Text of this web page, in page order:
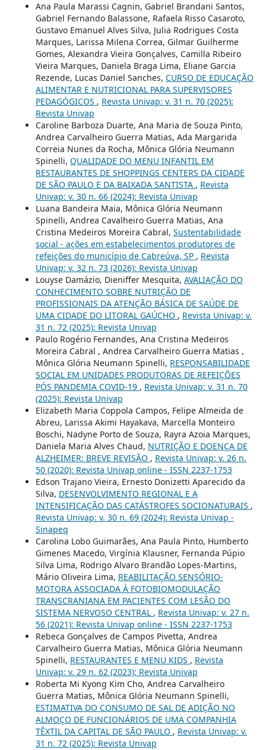
Ana Paula Marassi Cagnin, Gabriel Brandani Santos,
Gabriel Fernando Balassone, Rafaela Risso Casaroto,
Gustavo Emanuel Alves Silva, Julia Rodrigues Costa
Marques, Larissa Milena Correa, Gilmar Guilherme
Gomes, Alexandra Vieira Gonçalves, Camilla Ribeiro
Vieira Marques, Daniela Braga Lima, Eliane Garcia
Rezende, Lucas Daniel Sanches, CURSO DE EDUCAÇÃO
ALIMENTAR E NUTRICIONAL PARA SUPERVISORES
PEDAGÓGICOS , Revista Univap: v. 31 n. 70 (2025):
Revista Univap
Caroline Barboza Duarte, Ana Maria de Souza Pinto,
Andrea Carvalheiro Guerra Matias, Ada Margarida
Correia Nunes da Rocha, Mônica Glória Neumann
Spinelli, QUALIDADE DO MENU INFANTIL EM
RESTAURANTES DE SHOPPINGS CENTERS DA CIDADE
DE SÃO PAULO E DA BAIXADA SANTISTA , Revista
Univap: v. 30 n. 66 (2024): Revista Univap
Luana Bandeira Maia, Mônica Glória Neumann
Spinelli, Andrea Cavalheiro Guerra Matias, Ana
Cristina Medeiros Moreira Cabral, Sustentabilidade
social - ações em estabelecimentos produtores de
refeições do município de Cabreúva, SP , Revista
Univap: v. 32 n. 73 (2026): Revista Univap
Louyse Damázio, Dieniffer Mesquita, AVALIAÇÃO DO
CONHECIMENTO SOBRE NUTRIÇÃO DE
PROFISSIONAIS DA ATENÇÃO BÁSICA DE SAÚDE DE
UMA CIDADE DO LITORAL GAÚCHO , Revista Univap: v.
31 n. 72 (2025): Revista Univap
Paulo Rogério Fernandes, Ana Cristina Medeiros
Moreira Cabral , Andrea Carvalheiro Guerra Matias ,
Mônica Glória Neumann Spinelli, RESPONSABILIDADE
SOCIAL EM UNIDADES PRODUTORAS DE REFEIÇÕES
PÓS PANDEMIA COVID-19 , Revista Univap: v. 31 n. 70
(2025): Revista Univap
Elizabeth Maria Coppola Campos, Felipe Almeida de
Abreu, Larissa Akimi Hayakava, Marcella Monteiro
Boschi, Nadyne Porto de Souza, Rayra Azoia Marques,
Daniela Maria Alves Chaud, NUTRIÇÃO E DOENÇA DE
ALZHEIMER: BREVE REVISÃO , Revista Univap: v. 26 n.
50 (2020): Revista Univap online - ISSN 2237-1753
Edson Trajano Vieira, Ernesto Donizetti Aparecido da
Silva, DESENVOLVIMENTO REGIONAL E A
INTENSIFICAÇÃO DAS CATÁSTROFES SOCIONATURAIS ,
Revista Univap: v. 30 n. 69 (2024): Revista Univap -
Sinapeq
Carolina Lobo Guimarães, Ana Paula Pinto, Humberto
Gimenes Macedo, Virgínia Klausner, Fernanda Púpio
Silva Lima, Rodrigo Alvaro Brandão Lopes-Martins,
Mário Oliveira Lima, REABILITAÇÃO SENSÓRIO-
MOTORA ASSOCIADA À FOTOBIOMODULAÇÃO
TRANSCRANIANA EM PACIENTES COM LESÃO DO
SISTEMA NERVOSO CENTRAL , Revista Univap: v. 27 n.
56 (2021): Revista Univap online - ISSN 2237-1753
Rebeca Gonçalves de Campos Pivetta, Andrea
Carvalheiro Guerra Matias, Mônica Glória Neumann
Spinelli, RESTAURANTES E MENU KIDS , Revista
Univap: v. 29 n. 62 (2023): Revista Univap
Roberta Mi Kyong Kim Cho, Andrea Carvalheiro
Guerra Matias, Mônica Glória Neumann Spinelli,
ESTIMATIVA DO CONSUMO DE SAL DE ADIÇÃO NO
ALMOÇO DE FUNCIONÁRIOS DE UMA COMPANHIA
TÊXTIL DA CAPITAL DE SÃO PAULO , Revista Univap: v.
31 n. 72 (2025): Revista Univap